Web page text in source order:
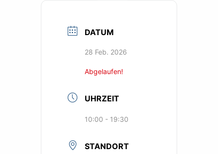
DATUM
28 Feb. 2026
Abgelaufen!
UHRZEIT
10:00 - 19:30
STANDORT